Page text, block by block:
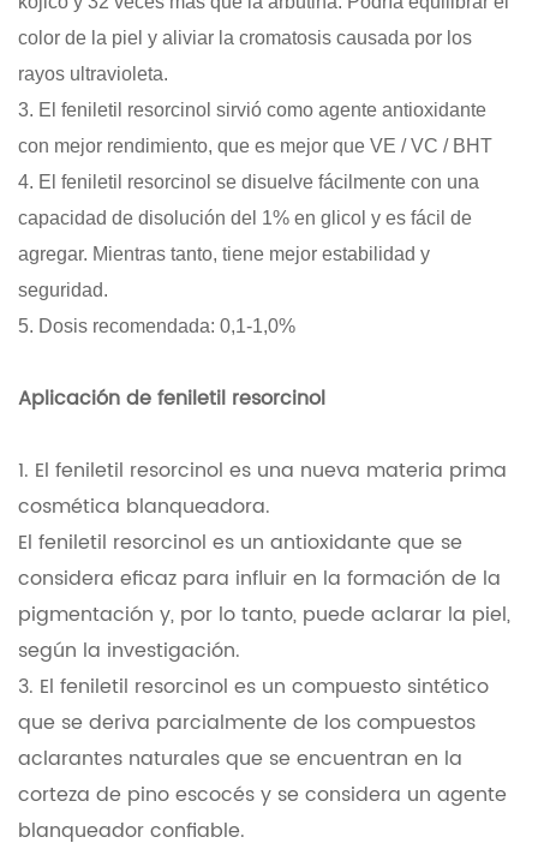
color de la piel y aliviar la cromatosis causada por los
rayos ultravioleta.
3. El feniletil resorcinol sirvió como agente antioxidante
con mejor rendimiento, que es mejor que VE / VC / BHT
4. El feniletil resorcinol se disuelve fácilmente con una
capacidad de disolución del 1% en glicol y es fácil de
agregar. Mientras tanto, tiene mejor estabilidad y
seguridad.
5. Dosis recomendada: 0,1-1,0%
Aplicación de feniletil resorcinol
1. El feniletil resorcinol es una nueva materia prima
cosmética blanqueadora.
El feniletil resorcinol es un antioxidante que se
considera eficaz para influir en la formación de la
pigmentación y, por lo tanto, puede aclarar la piel,
según la investigación.
3. El feniletil resorcinol es un compuesto sintético
que se deriva parcialmente de los compuestos
aclarantes naturales que se encuentran en la
corteza de pino escocés y se considera un agente
blanqueador confiable.